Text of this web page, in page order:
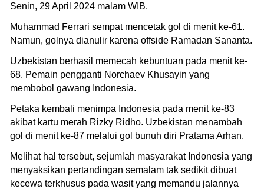
Senin, 29 April 2024 malam WIB.
Muhammad Ferrari sempat mencetak gol di menit ke-61.
Namun, golnya dianulir karena offside Ramadan Sananta.
Uzbekistan berhasil memecah kebuntuan pada menit ke-
68. Pemain pengganti Norchaev Khusayin yang
membobol gawang Indonesia.
Petaka kembali menimpa Indonesia pada menit ke-83
akibat kartu merah Rizky Ridho. Uzbekistan menambah
gol di menit ke-87 melalui gol bunuh diri Pratama Arhan.
Melihat hal tersebut, sejumlah masyarakat Indonesia yang
menyaksikan pertandingan semalam tak sedikit dibuat
kecewa terkhusus pada wasit yang memandu jalannya